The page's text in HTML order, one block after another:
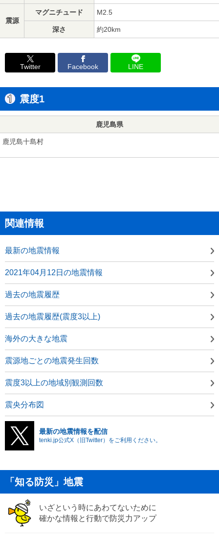
震源
マグニチュード M2.5
深さ 約20km
Twitter Facebook LINE
震度1
鹿児島県
鹿児島十島村
関連情報
最新の地震情報
2021年04月12日の地震情報
過去の地震履歴
過去の地震履歴(震度3以上)
海外の大きな地震
震源地ごとの地震発生回数
震度3以上の地域別観測回数
震央分布図
最新の地震情報を配信
tenki.jp公式X（旧Twitter）をご利用ください。
「知る防災」地震
いざという時にあわてないために
確かな情報と行動で防災力アップ